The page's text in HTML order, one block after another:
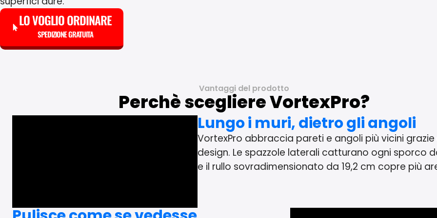
LO VOGLIO ORDINARE
SPEDIZIONE GRATUITA
Vantaggi del prodotto
Perchè scegliere VortexPro?
Lungo i muri, dietro gli angoli
VortexPro abbraccia pareti e angoli più vicini grazie
design. Le spazzole laterali catturano ogni sporco
e il rullo sovradimensionato da 19,2 cm copre più